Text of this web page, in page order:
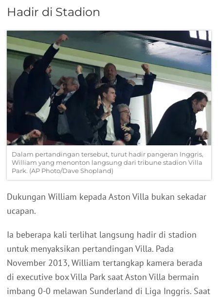
Hadir di Stadion
Dalam pertandingan tersebut, turut hadir pangeran Inggris,
William yang menonton langsung dari tribune stadion Villa
Park. (AP Photo/Dave Shopland)
Dukungan William kepada Aston Villa bukan sekadar
ucapan.
Ia beberapa kali terlihat langsung hadir di stadion
untuk menyaksikan pertandingan Villa. Pada
November 2013, William tertangkap kamera berada
di executive box Villa Park saat Aston Villa bermain
imbang 0-0 melawan Sunderland di Liga Inggris. Saat